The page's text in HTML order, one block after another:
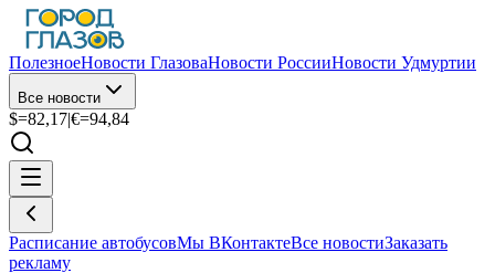
ПолезноеНовости ГлазоваНовости РоссииНовости Удмуртии
Все новости
$=82,17|€=94,84
Расписание автобусовМы ВКонтактеВсе новостиЗаказать
рекламу